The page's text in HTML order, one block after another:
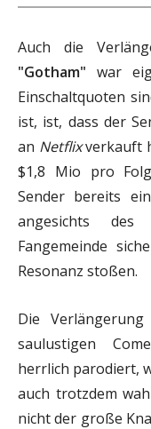
Auch die
"Gotham" war
Einschaltquoten
ist, ist, dass der
an Netflixverkauft
$1,8 Mio pro
Sender bereits
angesichts
Fangemeinde
Resonanz stoßen.
Die
saulustigen
herrlich parodiert,
auch trotzdem
nicht der große